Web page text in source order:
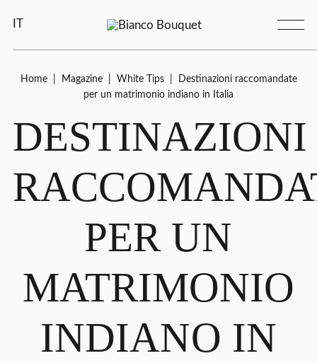
IT
Home Magazine White Tips
Destinazioni raccomandate
per un matrimonio indiano in Italia
DESTINAZIONI
PER UN
MATRIMONIO
INDIANO IN